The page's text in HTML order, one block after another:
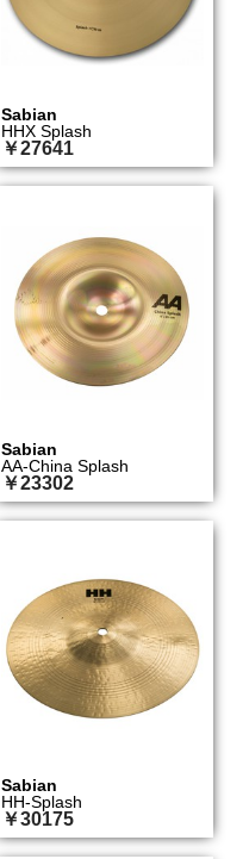
Sabian
HHX Splash
￥27641
Sabian
AA-China Splash
￥23302
Sabian
HH-Splash
￥30175